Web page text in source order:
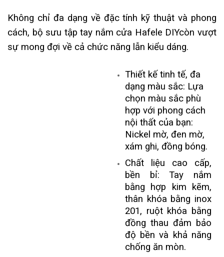
Không chỉ đa dạng về đặc tính kỹ thuật và phong
cách, bộ sưu tập tay nắm cửa Hafele DIYcòn vượt
sự mong đợi về cả chức năng lẫn kiểu dáng.
Thiết kế tinh tế, đa
dạng màu sắc: Lựa
chọn màu sắc phù
hợp với phong cách
nội thất của bạn:
Nickel mờ, đen mờ,
xám ghi, đồng bóng.
Chất liệu cao cấp,
bền bỉ: Tay nắm
bằng hợp kim kẽm,
thân khóa bằng inox
201, ruột khóa bằng
đồng thau đảm bảo
độ bền và khả năng
chống ăn mòn.